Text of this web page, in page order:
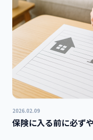
2026.02.09
保険に入る前に必ず